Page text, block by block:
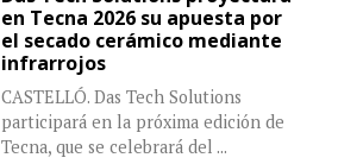
en Tecna 2026 su apuesta por
el secado cerámico mediante
infrarrojos
CASTELLÓ. Das Tech Solutions
participará en la próxima edición de
Tecna, que se celebrará del ...